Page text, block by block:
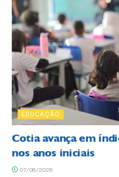
EDUCAÇÃO
Cotia avança em
nos anos iniciais
07/08/2026